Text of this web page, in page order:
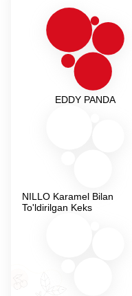
EDDY PANDA
NILLO Karamel Bilan
To'ldirilgan Keks